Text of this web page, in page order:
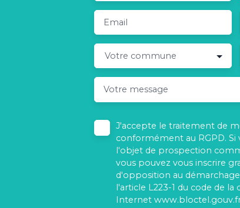
Email
Votre commune
Votre message
J'accepte le traitement de
conformément au RGPD. Si
l'objet de prospection
vous pouvez vous inscrire
d'opposition au
l'article L223-1 du code de
Internet